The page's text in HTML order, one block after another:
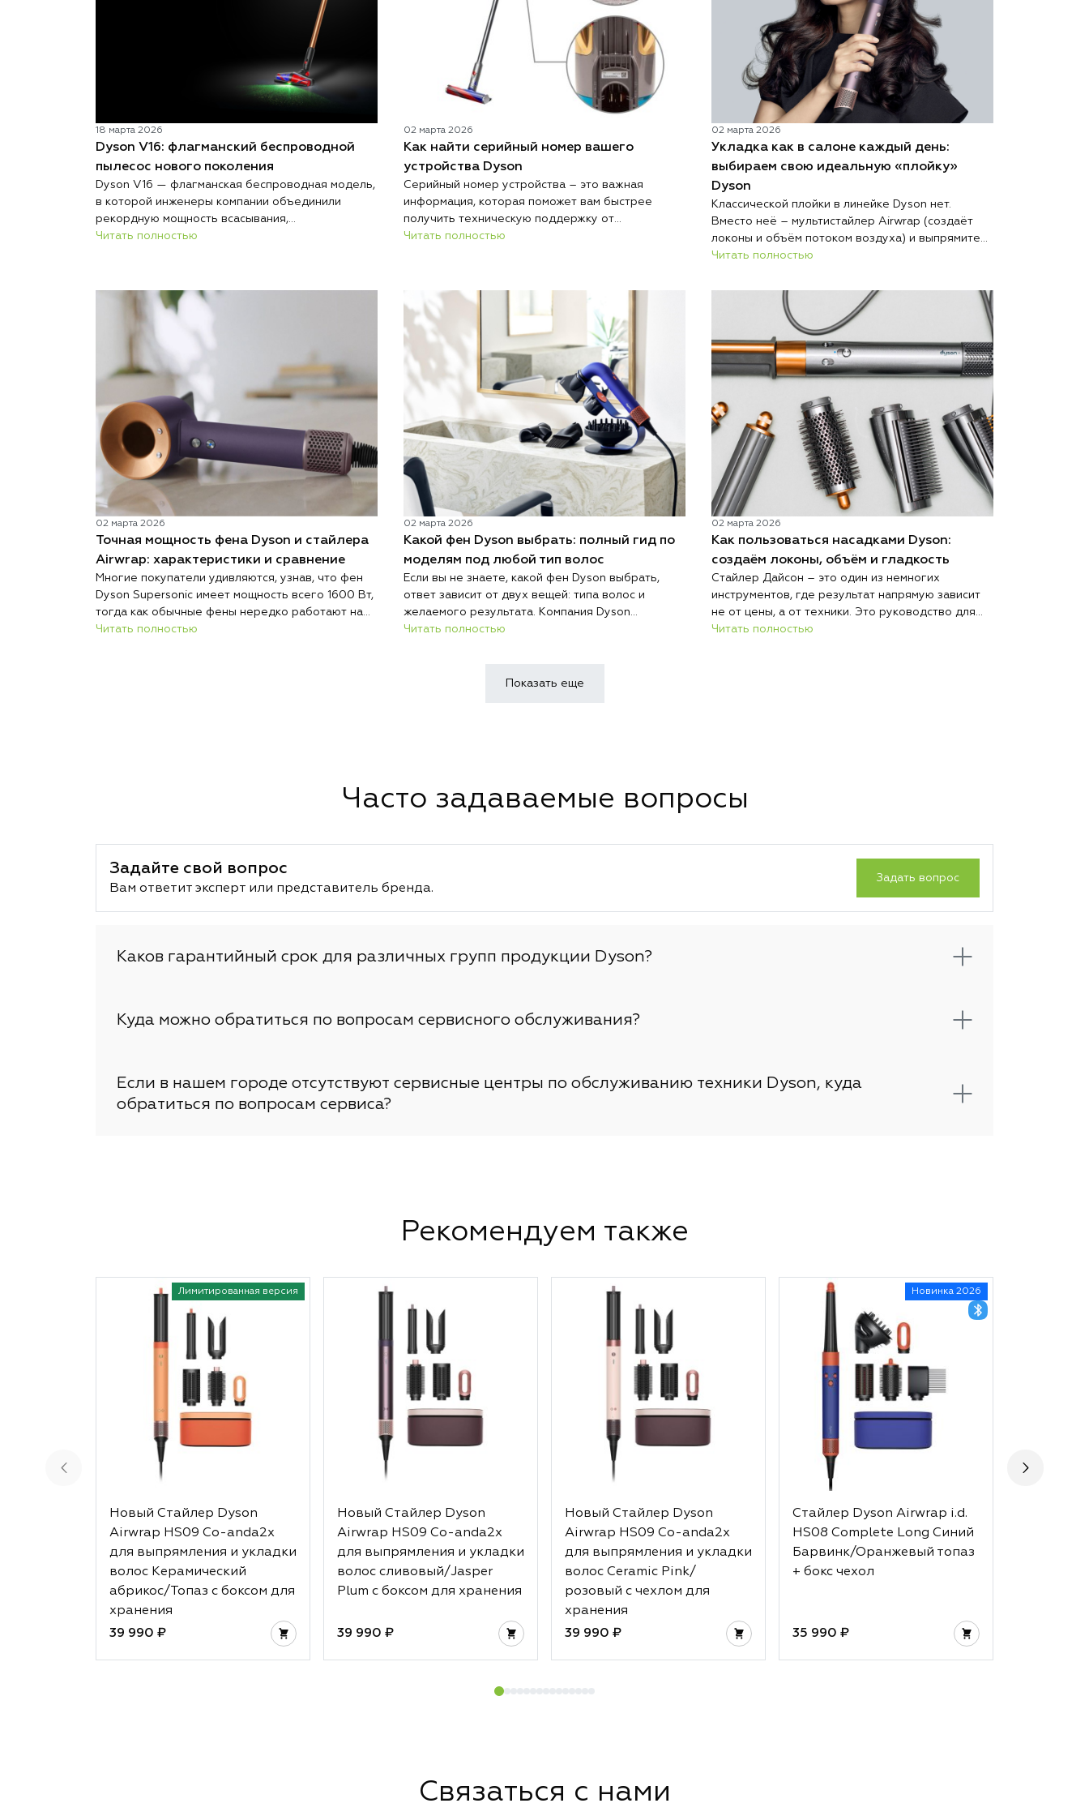
разобрать реальные плюсы и каждый возможный
недостаток, чтобы решение было осознанным.
18 марта 2026
Dyson V16: флагманский беспроводной
пылесос нового поколения
Dyson V16 — флагманская беспроводная модель,
в которой инженеры компании объединили
рекордную мощность всасывания,
автоматическую адаптацию к покрытиям и
быстрее и эффективнее.
Читать полностью
02 марта 2026
Как найти серийный номер вашего
устройства Dyson
Серийный номер устройства – это важная
информация, которая поможет вам быстрее
получить техническую поддержку от
специалистов Dyson. Проще всего найти его на
номер на самом приборе.
Читать полностью
02 марта 2026
Укладка как в салоне каждый день:
выбираем свою идеальную «плойку»
Dyson
Классической плойки в линейке Dyson нет.
Вместо неё – мультистайлер Airwrap (создаёт
локоны и объём потоком воздуха) и выпрямитель
Airstrait (сушит и выпрямляет мокрые волосы без
именно вам, поможет этот гид.
Читать полностью
02 марта 2026
Точная мощность фена Dyson и стайлера
Airwrap: характеристики и сравнение
Многие покупатели удивляются, узнав, что фен
Dyson Supersonic имеет мощность всего 1600 Вт,
тогда как обычные фены нередко работают на
2000 Вт и выше. При этом при сопоставимых
Читать полностью
02 марта 2026
Какой фен Dyson выбрать: полный гид по
моделям под любой тип волос
Если вы не знаете, какой фен Dyson выбрать,
ответ зависит от двух вещей: типа волос и
желаемого результата. Компания Dyson
разработала линейку устройств для волос на
стайлер Airwrap и выпрямитель Airstrait. Каждая
Читать полностью
02 марта 2026
Как пользоваться насадками Dyson:
создаём локоны, объём и гладкость
Стайлер Дайсон – это один из немногих
инструментов, где результат напрямую зависит
не от цены, а от техники. Это руководство для
начинающих поможет правильно пользоваться
Читать полностью
Показать еще
Часто задаваемые вопросы
Задайте свой вопрос
Вам ответит эксперт или представитель бренда.
Задать вопрос
Каков гарантийный срок для различных групп продукции Dyson?
Куда можно обратиться по вопросам сервисного обслуживания?
Если в нашем городе отсутствуют сервисные центры по обслуживанию техники Dyson, куда
обратиться по вопросам сервиса?
Рекомендуем также
Лимитированная версия
Новый Стайлер Dyson
Airwrap HS09 Co-anda2x
для выпрямления и укладки
волос Керамический
абрикос/Топаз с боксом для
хранения
39 990 ₽
Новый Стайлер Dyson
Airwrap HS09 Co-anda2x
для выпрямления и укладки
волос сливовый/Jasper
Plum с боксом для хранения
39 990 ₽
Новый Стайлер Dyson
Airwrap HS09 Co-anda2x
для выпрямления и укладки
волос Ceramic Pink/
розовый с чехлом для
хранения
39 990 ₽
Новинка 2026
Стайлер Dyson Airwrap i.d.
HS08 Complete Long Синий
Барвинк/Оранжевый топаз
+ бокс чехол
35 990 ₽
Связаться с нами